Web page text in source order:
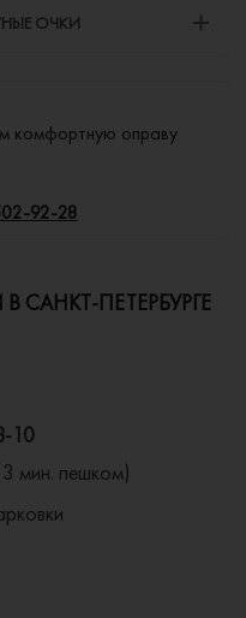
ОЧКИ
комфортную оправу
92-28
САНКТ-ПЕТЕРБУРГЕ
10
мин. пешком)